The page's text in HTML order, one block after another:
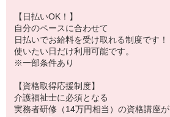
【日払いOK！】
自分のペースに合わせて
日払いでお給料を受け取れる制度です！
使いたい日だけ利用可能です。
※一部条件あり
【資格取得応援制度】
介護福祉士に必須となる
実務者研修（14万円相当）の資格講座が